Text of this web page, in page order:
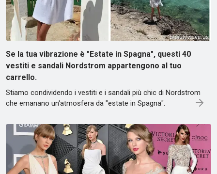
Se la tua vibrazione è "Estate in Spagna", questi 40
vestiti e sandali Nordstrom appartengono al tuo
carrello.
Stiamo condividendo i vestiti e i sandali più chic di Nordstrom
che emanano un'atmosfera da "estate in Spagna".